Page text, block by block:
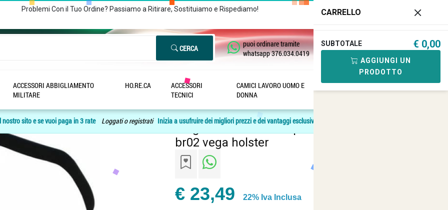
Problemi Con il Tuo Ordine? Passiamo a Ritirare, Sostituiamo e Rispediamo! Chiamaci
CERCA
puoi ordinare tramite
whatsapp 376.034.0419
0
ACCESSORI ABBIGLIAMENTO
MILITARE
HO.RE.CA
ACCESSORI
TECNICI
CAMICI LAVORO UOMO E
DONNA
SANITARIA
ANFIBI E
sito e se vuoi paga in 3 rate Loggati o registrati Inizia a usufruire dei migliori prezzi e dei vantaggi esclusivi.
2 punti regolabile nera br02 vega holster
Recensisci questo articolo
Cinghia 3cm softair 2 punti regolabile nera
br02 vega holster
€ 23,49 22% Iva Inclusa
CARRELLO
SUBTOTALE € 0,00
AGGIUNGI UN
PRODOTTO